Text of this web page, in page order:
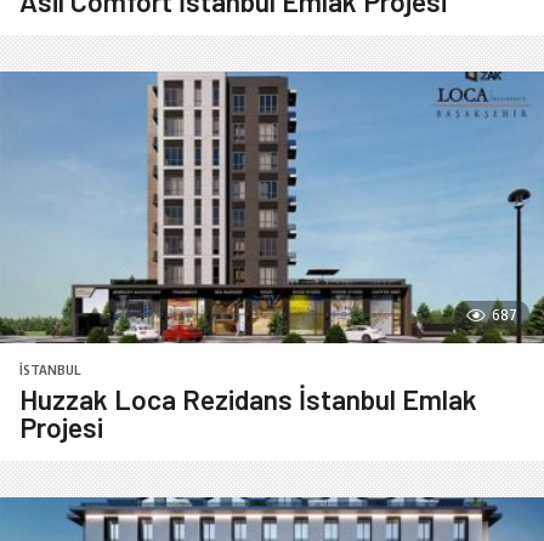
687
İSTANBUL
Huzzak Loca Rezidans İstanbul Emlak
Projesi